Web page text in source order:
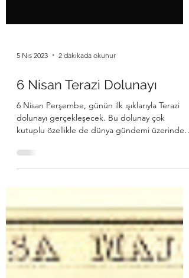
5 Nis 2023 2 dakikada okunur
6 Nisan Terazi Dolunayı
dolunayı gerçekleşecek. Bu dolunay çok
Dünya...